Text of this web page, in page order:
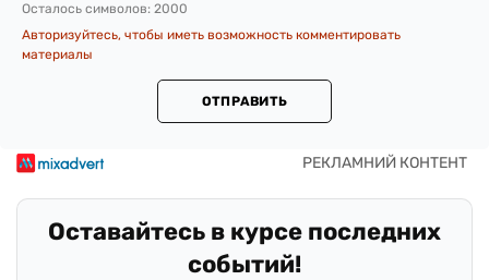
Осталось символов: 2000
Авторизуйтесь, чтобы иметь возможность комментировать
материалы
ОТПРАВИТЬ
Оставайтесь в курсе последних
событий!